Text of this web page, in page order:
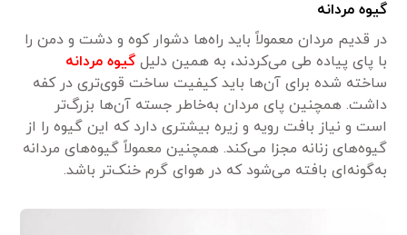
گیوه مردانه
در قدیم مردان معمولاً باید راه‌ها دشوار کوه و دشت و دمن را
با پای پیاده طی می‌کردند، به همین دلیلگیوه مردانه
ساخته شده برای آن‌ها باید کیفیت ساخت قوی‌تری در کفه
داشت. همچنین پای مردان به‌خاطر جسته آن‌ها بزرگ‌تر
است و نیاز بافت رویه و زیره بیشتری دارد که این گیوه را از
گیوه‌های زنانه مجزا می‌کند. همچنین معمولاً گیوه‌های مردانه
به‌گونه‌ای بافته می‌شود که در هوای گرم خنک‌تر باشد.